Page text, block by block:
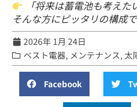
「将来は蓄電池も考えた
そんな方にピッタリの構成で
2026年 1月 24日
ベスト電器, メンテナンス, 太
Facebook